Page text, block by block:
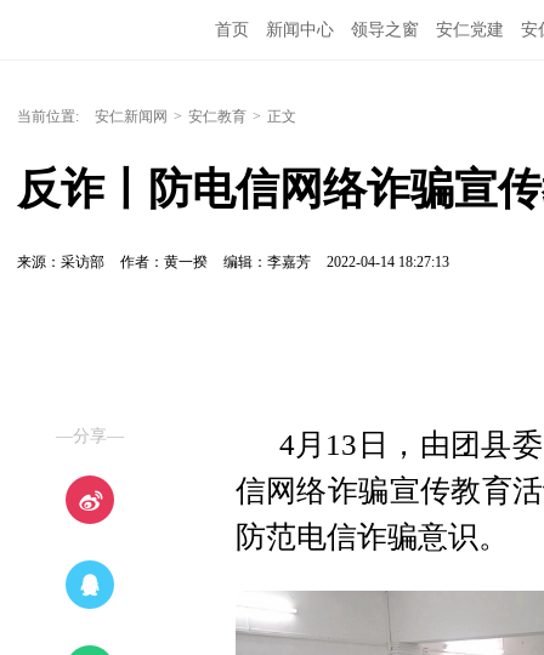
首页 新闻中心 领导之窗 安仁党建 安
当前位置: 安仁新闻网 > 安仁教育 > 正文
反诈丨防电信网络诈骗宣
来源：采访部 作者：黄一揆 编辑：李嘉芳 2022-04-14 18:27:13
—分享—
4月13日，由团县
信网络诈骗宣传教育
防范电信诈骗意识。